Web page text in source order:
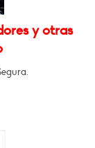
y otras